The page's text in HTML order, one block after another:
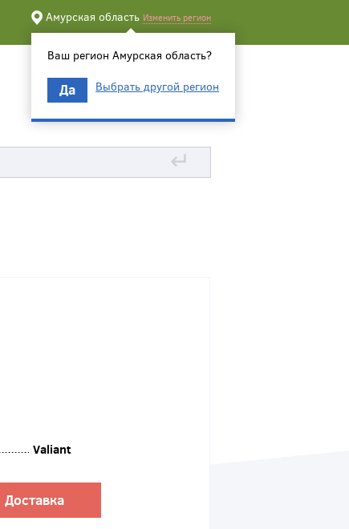
Амурская область Изменить регион
Ваш регион Амурская область?
Да Выбрать другой регион
↵
Valiant
Доставка